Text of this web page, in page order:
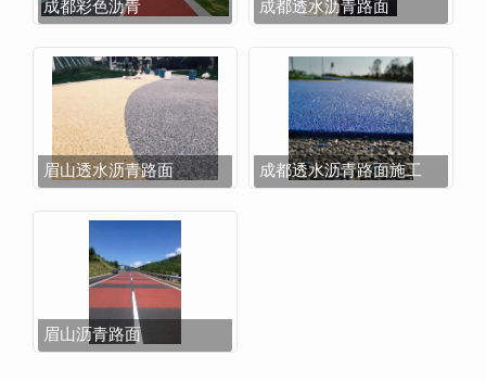
成都彩色沥青 成都透水沥青路面
眉山透水沥青路面 成都透水沥青路面施工
眉山沥青路面